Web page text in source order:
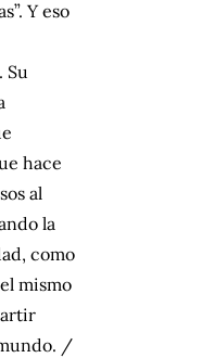
Y eso
Su
hace
al
la
como
mismo
/